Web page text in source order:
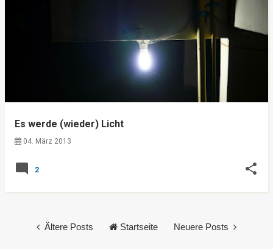
Es werde (wieder) Licht
04. März 2013
2
Ältere Posts Startseite Neuere Posts